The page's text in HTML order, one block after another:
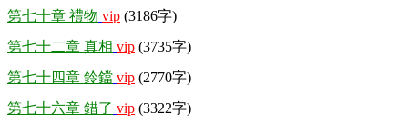
第七十章 禮物 vip (3186字)
第七十二章 真相 vip (3735字)
第七十四章 鈴鐺 vip (2770字)
第七十六章 錯了 vip (3322字)